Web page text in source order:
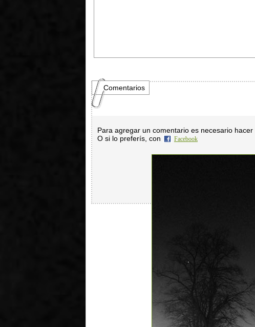
Comentarios
Para agregar un comentario es necesario hacer
O si lo preferís, con
Facebook